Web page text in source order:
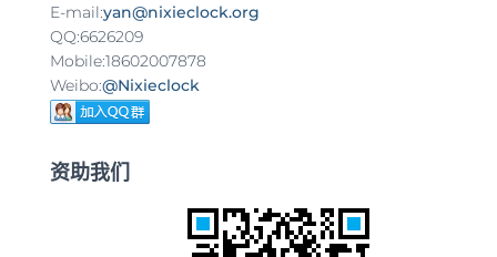
E-mail:yan@nixieclock.org
QQ:6626209
Mobile:18602007878
Weibo:@Nixieclock
资助我们